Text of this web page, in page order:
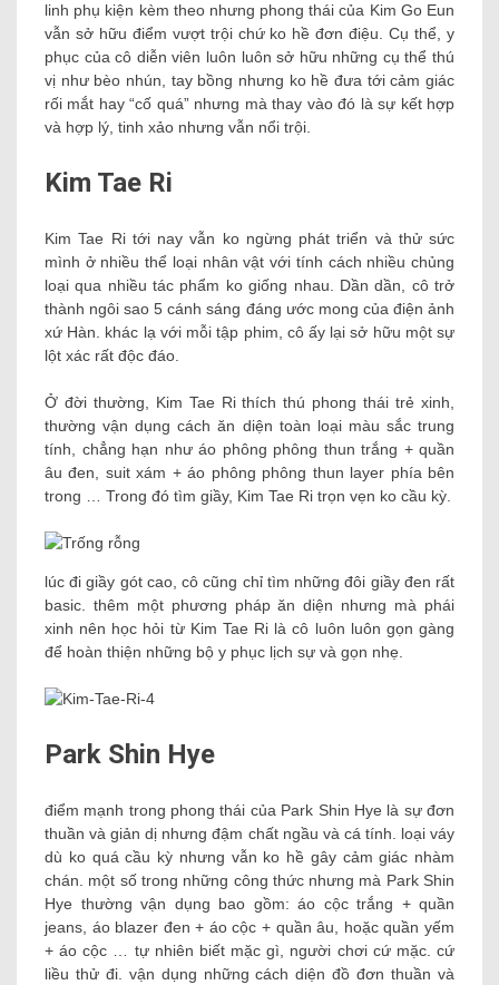
linh phụ kiện kèm theo nhưng phong thái của Kim Go Eun
vẫn sở hữu điểm vượt trội chứ ko hề đơn điệu. Cụ thể, y
phục của cô diễn viên luôn luôn sở hữu những cụ thể thú
vị như bèo nhún, tay bồng nhưng ko hề đưa tới cảm giác
rối mắt hay “cố quá” nhưng mà thay vào đó là sự kết hợp
và hợp lý, tinh xảo nhưng vẫn nổi trội.
Kim Tae Ri
Kim Tae Ri tới nay vẫn ko ngừng phát triển và thử sức
mình ở nhiều thể loại nhân vật với tính cách nhiều chủng
loại qua nhiều tác phẩm ko giống nhau. Dần dần, cô trở
thành ngôi sao 5 cánh sáng đáng ước mong của điện ảnh
xứ Hàn. khác lạ với mỗi tập phim, cô ấy lại sở hữu một sự
lột xác rất độc đáo.
Ở đời thường, Kim Tae Ri thích thú phong thái trẻ xinh,
thường vận dụng cách ăn diện toàn loại màu sắc trung
tính, chẳng hạn như áo phông phông thun trắng + quần
âu đen, suit xám + áo phông phông thun layer phía bên
trong … Trong đó tìm giầy, Kim Tae Ri trọn vẹn ko cầu kỳ.
lúc đi giầy gót cao, cô cũng chỉ tìm những đôi giầy đen rất
basic. thêm một phương pháp ăn diện nhưng mà phái
xinh nên học hỏi từ Kim Tae Ri là cô luôn luôn gọn gàng
để hoàn thiện những bộ y phục lịch sự và gọn nhẹ.
Park Shin Hye
điểm mạnh trong phong thái của Park Shin Hye là sự đơn
thuần và giản dị nhưng đậm chất ngầu và cá tính. loại váy
dù ko quá cầu kỳ nhưng vẫn ko hề gây cảm giác nhàm
chán. một số trong những công thức nhưng mà Park Shin
Hye thường vận dụng bao gồm: áo cộc trắng + quần
jeans, áo blazer đen + áo cộc + quần âu, hoặc quần yếm
+ áo cộc … tự nhiên biết mặc gì, người chơi cứ mặc. cứ
liều thử đi. vận dụng những cách diện đồ đơn thuần và